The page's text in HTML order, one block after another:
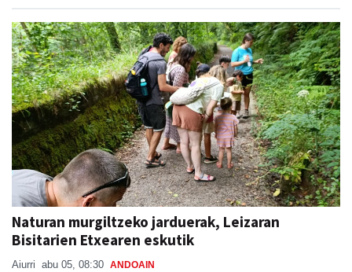
Naturan murgiltzeko jarduerak, Leizaran
Bisitarien Etxearen eskutik
Aiurri abu 05, 08:30 ANDOAIN